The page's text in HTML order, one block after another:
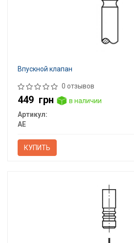
Впускной клапан
0 отзывов
449 грн
в наличии
Артикул:
AE
КУПИТЬ